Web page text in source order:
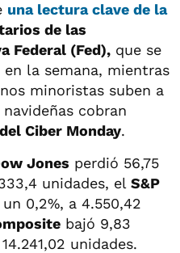
una lectura clave de la
de las
Federal (Fed), que se
la semana, mientras
minoristas suben a
cobran
Ciber Monday.
Jones perdió 56,75
unidades, el S&P
0,2%, a 4.550,42
bajó 9,83
unidades.